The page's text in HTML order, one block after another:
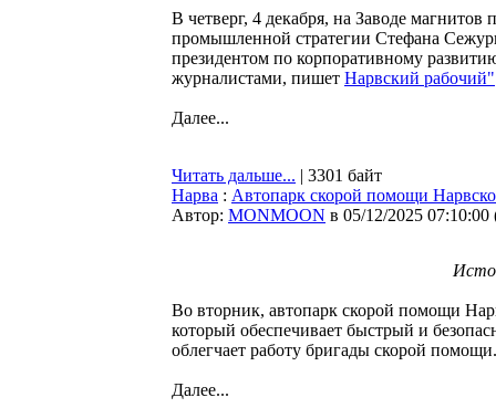
В четверг, 4 декабря, на Заводе
промышленной стратегии Стефана
президентом по корпоративному
журналистами, пишет Нарвский рабочий"
Далее...
Читать дальше... | 3301 байт
Нарва : Автопарк скорой помощи
Автор: MONMOON в 05/12/2025 07:10:00
Во вторник, автопарк скорой помощи
который обеспечивает быстрый и
облегчает работу бригады скорой помощи.
Далее...